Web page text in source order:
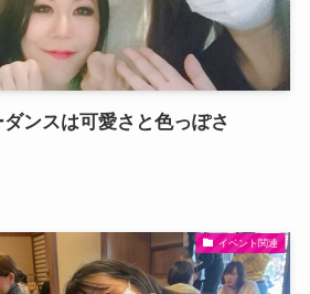
ンスは可愛さと色っぽさ
イベント関連